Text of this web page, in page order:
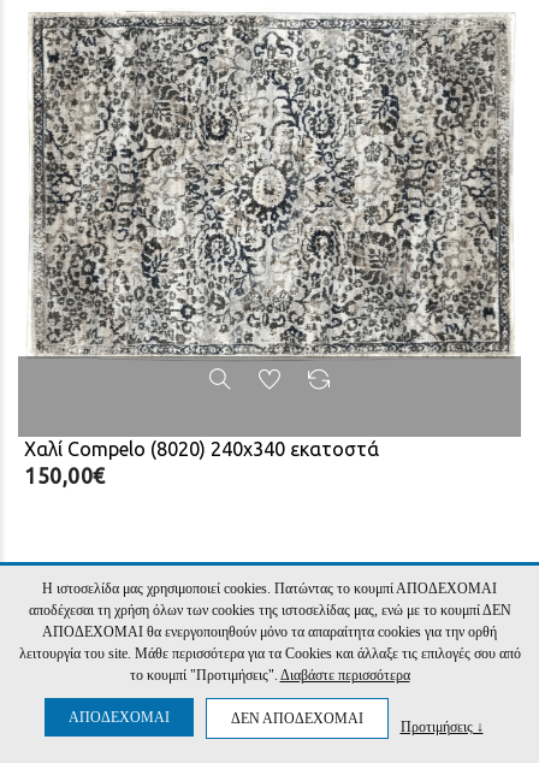
Χαλί Compelo (8020) 240x340 εκατοστά
150,00€
ΖΉΤΗΣΕ ΝΑ ΣΕ ΚΑΛΈΣΟΥΜΕ
Η ιστοσελίδα μας χρησιμοποιεί cookies. Πατώντας το κουμπί ΑΠΟΔΕΧΟΜΑΙ
αποδέχεσαι τη χρήση όλων των cookies της ιστοσελίδας μας, ενώ με το κουμπί ΔΕΝ
ΑΠΟΔΕΧΟΜΑΙ θα ενεργοποιηθούν μόνο τα απαραίτητα cookies για την ορθή
λειτουργία του site. Μάθε περισσότερα για τα Cookies και άλλαξε τις επιλογές σου από
το κουμπί "Προτιμήσεις". Διαβάστε περισσότερα
ΑΠΟΔΕΧΟΜΑΙ ΔΕΝ ΑΠΟΔΕΧΟΜΑΙ Προτιμήσεις ↓